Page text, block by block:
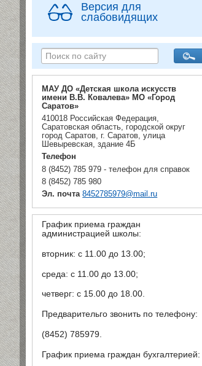
Версия для
слабовидящих
МАУ ДО «Детская школа искусств
имени В.В. Ковалева» МО «Город
Саратов»
410018 Российская Федерация,
Саратовская область, городской округ
город Саратов, г. Саратов, улица
Шевыревская, здание 4Б
Телефон
8 (8452) 785 979 - телефон для справок
8 (8452) 785 980
Эл. почта 8452785979@mail.ru
График приема граждан
администрацией школы:
вторник: с 11.00 до 13.00;
среда: с 11.00 до 13.00;
четверг: с 15.00 до 18.00.
Предварительго звонить по телефону:
(8452) 785979.
График приема граждан бухгалтерией: